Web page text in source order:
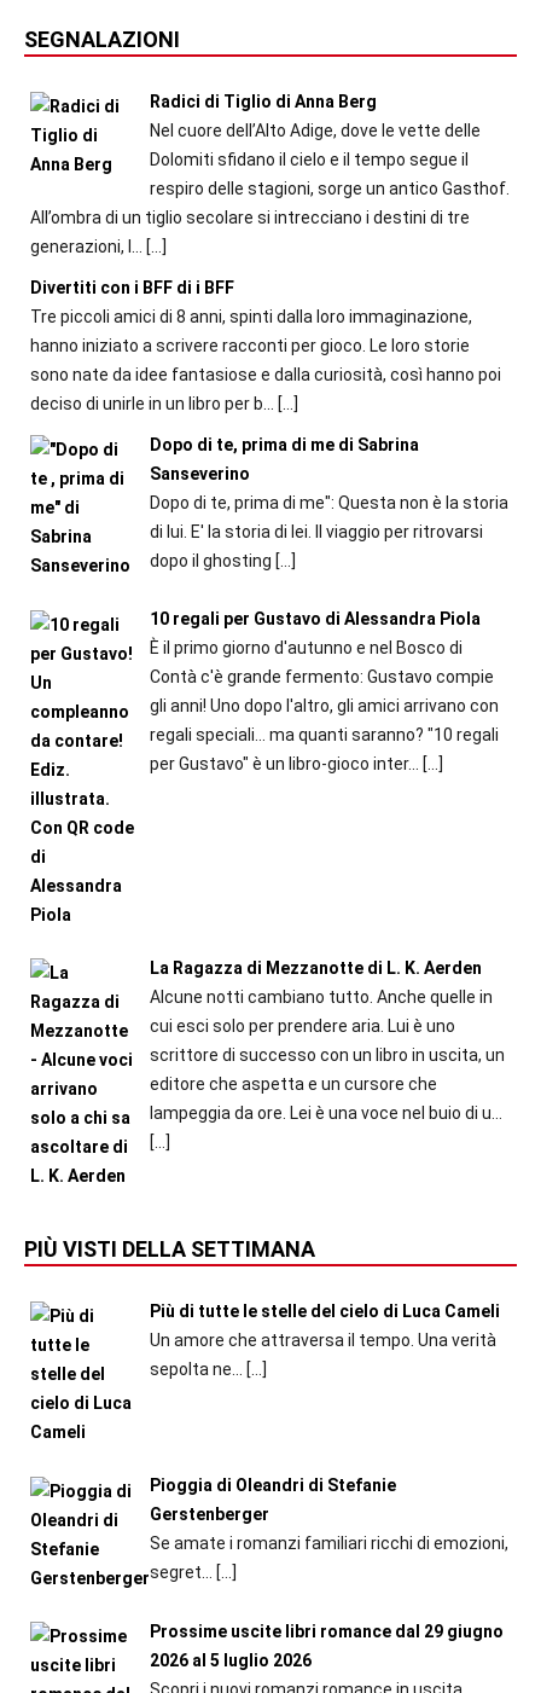
SEGNALAZIONI
Radici di Tiglio di Anna Berg
Nel cuore dell’Alto Adige, dove le vette delle
Dolomiti sfidano il cielo e il tempo segue il
respiro delle stagioni, sorge un antico Gasthof.
All’ombra di un tiglio secolare si intrecciano i destini di tre
generazioni, l...
[…]
Divertiti con i BFF di i BFF
Tre piccoli amici di 8 anni, spinti dalla loro immaginazione,
hanno iniziato a scrivere racconti per gioco. Le loro storie
sono nate da idee fantasiose e dalla curiosità, così hanno poi
deciso di unirle in un libro per b...
[…]
Dopo di te, prima di me di Sabrina
Sanseverino
Dopo di te, prima di me": Questa non è la storia
di lui. E' la storia di lei. Il viaggio per ritrovarsi
dopo il ghosting […]
10 regali per Gustavo di Alessandra Piola
È il primo giorno d'autunno e nel Bosco di
Contà c'è grande fermento: Gustavo compie
gli anni! Uno dopo l'altro, gli amici arrivano con
regali speciali... ma quanti saranno? "10 regali
per Gustavo" è un libro-gioco inter... […]
La Ragazza di Mezzanotte di L. K. Aerden
Alcune notti cambiano tutto. Anche quelle in
cui esci solo per prendere aria. Lui è uno
scrittore di successo con un libro in uscita, un
editore che aspetta e un cursore che
lampeggia da ore. Lei è una voce nel buio di u...
[…]
PIÙ VISTI DELLA SETTIMANA
Più di tutte le stelle del cielo di Luca Cameli
Un amore che attraversa il tempo. Una verità
sepolta ne...
[…]
Pioggia di Oleandri di Stefanie
Gerstenberger
Se amate i romanzi familiari ricchi di emozioni,
segret... […]
Prossime uscite libri romance dal 29 giugno
2026 al 5 luglio 2026